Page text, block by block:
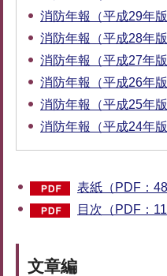
消防年報（平成29年版
消防年報（平成28年版
消防年報（平成27年版
消防年報（平成26年版
消防年報（平成25年版
消防年報（平成24年版
表紙（PDF：
目次（PDF：
文章編